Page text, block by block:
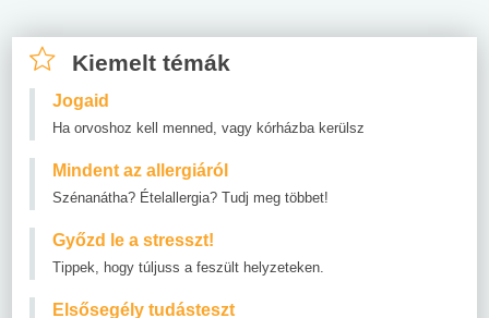
Kiemelt témák
Jogaid
Ha orvoshoz kell menned, vagy kórházba kerülsz
Mindent az allergiáról
Szénanátha? Ételallergia? Tudj meg többet!
Győzd le a stresszt!
Tippek, hogy túljuss a feszült helyzeteken.
Elsősegély tudásteszt